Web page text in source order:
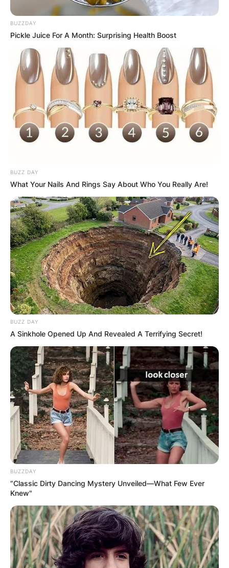
Самовилски води –
извор со лековита
вода и мал
параклис
Самовилска вода е извор со лековита вода
и мал параклис во близина на
кумановското село Зубовце, а за истиот се
верува дека секој кој ќе се напие и измие,
ќе оздрави и закрепне.
Изворот се споменува уште во книгата
„Кумановска област“, која е напишана од
Јован Трифуноски кој го посетил селото во
Според легендата, се верува дека изворот
има лековита вода. Самовилите се бањале
во кладенецот во одреден ден во неделата,
односно тие се миеле меѓу четврток и
петок, па затоа водата била најлековита во
петок пред изгрејсонце.
Луѓето доаѓаат на изворот во петок и во
Тие го мијат болниот дел од телото, а
старите алишта ги оставаат засекогаш таму
и си облекуваат нови. Поради тоа може да
се заблежат стотина делови од облека кои
се обесени во околината.
BUZZDAY
Pickle Juice For A Month: Surprising Health Boost
BUZZ DAY
What Your Nails And Rings Say About Who You Really Are!
BUZZ DAY
A Sinkhole Opened Up And Revealed A Terrifying Secret!
BUZZDAY
“Classic Dirty Dancing Mystery Unveiled—What Few Ever
Knew"